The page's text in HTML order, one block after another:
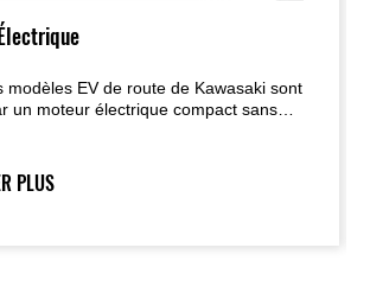
modèles EV de route de Kawasaki sont
un moteur électrique compact sans
sélectionnables par le pilote
confiance, tandis que des fonctions EV
PLUS